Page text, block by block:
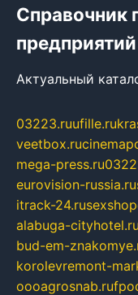
Справочник
предприятий
Актуальный
03223.ruufille.ru
veetbox.ru
mega-press.ru
eurovision-russia.ru
itrack-24.ru
alabuga-cityhotel.ru
bud-em-
korolevremont-
oooagrosnab.ru